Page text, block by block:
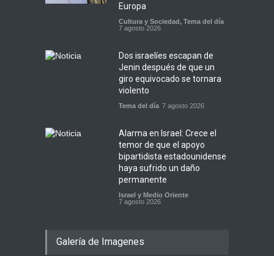
Europa
Cultura y Sociedad, Tema del día
7 agosto 2026
Dos israelíes escapan de
Jenin después de que un
giro equivocado se tornara
violento
Tema del día 7 agosto 2026
Alarma en Israel: Crece el
temor de que el apoyo
bipartidista estadounidense
haya sufrido un daño
permanente
Israel y Medio Oriente
7 agosto 2026
Galería de Imagenes